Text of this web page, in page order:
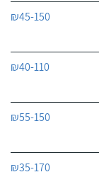
₪45-150
₪40-110
₪55-150
₪35-170